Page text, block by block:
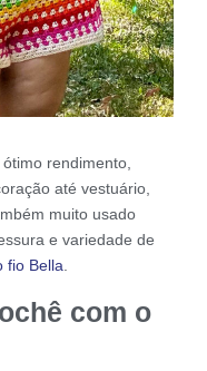
rendimento,
até vestuário,
muito usado
e variedade de
fio Bella
com o